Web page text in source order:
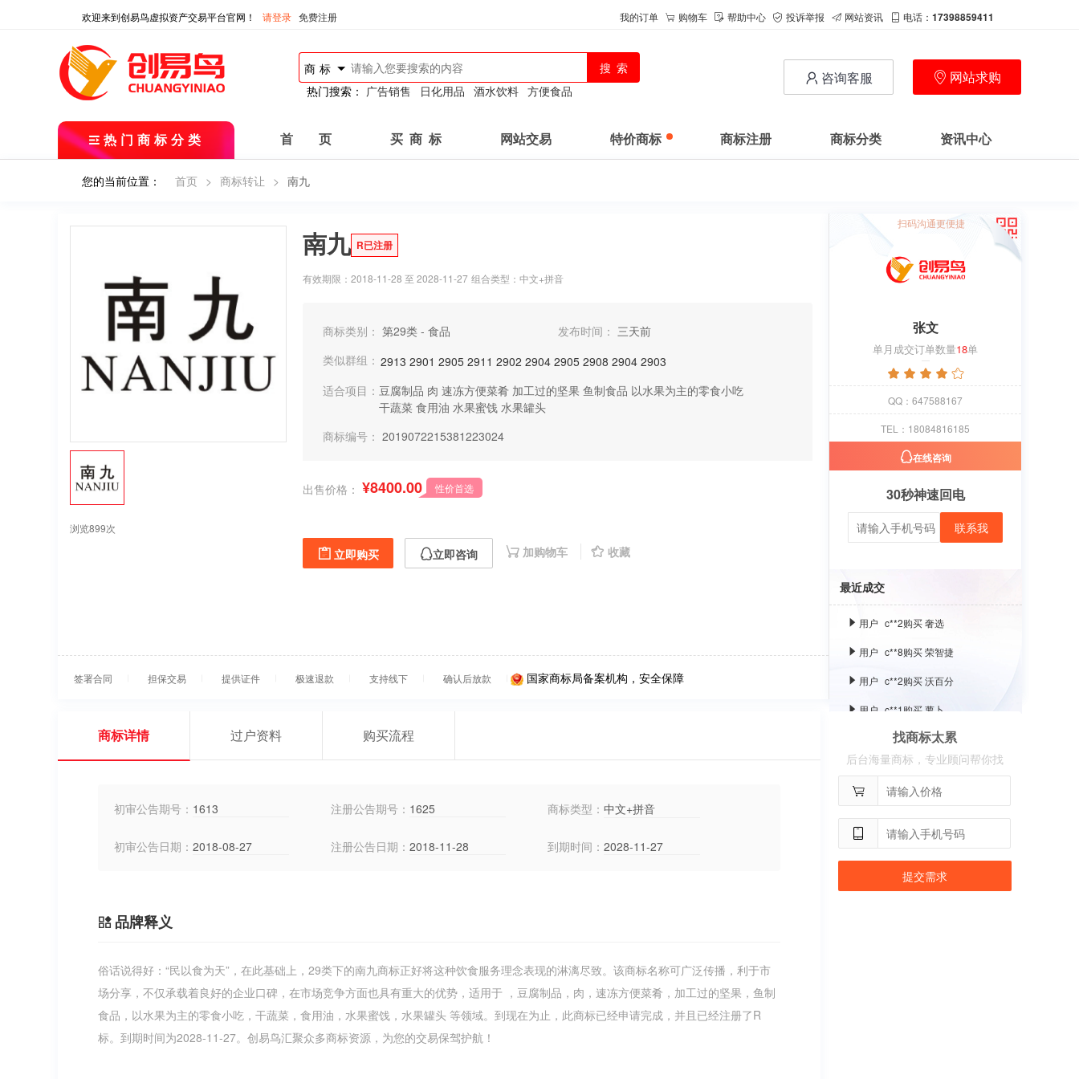
欢迎来到创易鸟虚拟资产交易平台官网！ 请登录 免费注册 我的订单 购物车 帮助中心 投诉举报 网站资讯 电话： 17398859411
商标
热门搜索： 广告销售 日化用品 酒水饮料 方便食品
咨询客服 网站求购
热门商标分类 首 页 买 商 标 网站交易 特价商标 商标注册 商标分类 资讯中心
您的当前位置： 首页 > 商标转让 > 南九
浏览899次
南九 R已注册
有效期限：2018-11-28 至 2028-11-27 组合类型：中文+拼音
商标类别： 第29类 - 食品 发布时间： 三天前
类似群组： 2913 2901 2905 2911 2902 2904 2905 2908 2904 2903
适合项目： 豆腐制品 肉 速冻方便菜肴 加工过的坚果 鱼制食品 以水果为主的零食小吃
干蔬菜 食用油 水果蜜饯 水果罐头
商标编号： 2019072215381223024
出售价格： ¥8400.00 性价首选
立即购买 立即咨询 加购物车 收藏
签署合同 担保交易 提供证件 极速退款 支持线下 确认后放款 国家商标局备案机构，安全保障
扫码沟通更便捷
张文
单月成交订单数量18单
QQ：647588167
TEL：18084816185
在线咨询
30秒神速回电
联系我
最近成交
购买 萝卜
c**8购买 荣智捷
用户 c**8 购买 古雍堂
用户
用户 c**2购买 沃百分
用户 c**1购买 萝卜
用户 c**8购买 古雍堂
用户 c**2购买 奢选
c**8购买 荣智捷
用户 c**2 购买 沃百分
商标详情 过户资料 购买流程
初审公告期号： 1613 注册公告期号： 1625 商标类型： 中文+拼音
初审公告日期： 2018-08-27 注册公告日期： 2018-11-28 到期时间： 2028-11-27
品牌释义
俗话说得好：“民以食为天”，在此基础上，29类下的南九商标正好将这种饮食服务理念表现的淋漓尽致。该商标名称可广泛传播，利于市
场分享，不仅承载着良好的企业口碑，在市场竞争方面也具有重大的优势，适用于 ，豆腐制品，肉，速冻方便菜肴，加工过的坚果，鱼制
食品，以水果为主的零食小吃，干蔬菜，食用油，水果蜜饯，水果罐头 等领域。到现在为止，此商标已经申请完成，并且已经注册了R
标。到期时间为2028-11-27。创易鸟汇聚众多商标资源，为您的交易保驾护航！
找商标太累
后台海量商标，专业顾问帮你找
提交需求